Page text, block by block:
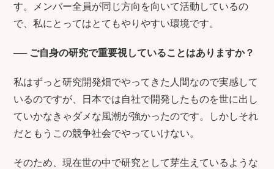
す。メンバー全員が同じ方向を向いて活動しているの
で、私にとってはとてもやりやすい環境です。
── ご自身の研究で重要視していることはありますか？
私はずっと研究開発畑でやってきた人間なので実感して
いるのですが、日本では自社で開発したものを世に出し
ていかなきゃダメな風潮が強かったのです。しかしそれ
だともうこの競争社会でやっていけない。
そのため、現在世の中で研究として芽生えているような